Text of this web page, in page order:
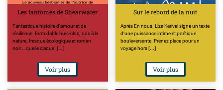
Les fantômes de Shearwater
Fantastique histoire d'amour et de
résilience, formidable huis-clos, ode à la
nature, fresque écologique et roman
noir... quelle claque! [...]
Voir plus
Sur le rebord de la nuit
Après En nous, Liza Kerivel signe un texte
d’une puissance intime et poétique
bouleversante. Prenez place pour un
voyage hors [...]
Voir plus